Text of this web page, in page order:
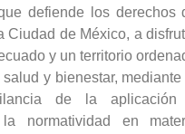
defiende los derechos
Ciudad de México, a
y un territorio
y bienestar, mediante
de la
normatividad en